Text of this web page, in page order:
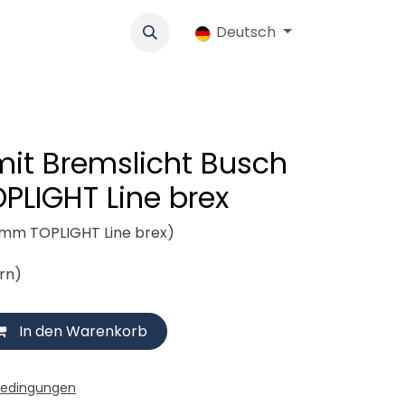
Genossenschaft Jobs Ersatzteile-Shop
Deutsch
Bremslicht Busch
Line brex
TOPLIGHT Line brex)
In den Warenkorb